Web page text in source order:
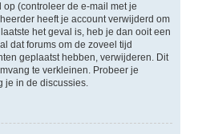
(controleer de e-mail met je
heeft je account verwijderd om
het geval is, heb je dan ooit een
dat forums om de zoveel tijd
geplaatst hebben, verwijderen. Dit
te verkleinen. Probeer je
je in de discussies.